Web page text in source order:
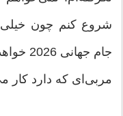
شروع کنم چون
جام
مربی‌ای که دارد